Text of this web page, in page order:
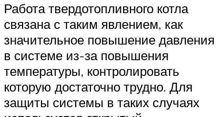
Работа твердотопливного котла
связана с таким явлением, как
значительное повышение давления
в системе из-за повышения
температуры, контролировать
которую достаточно трудно. Для
защиты системы в таких случаях